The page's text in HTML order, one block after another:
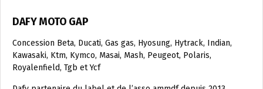
DAFY MOTO GAP
Concession Beta, Ducati, Gas gas, Hyosung, Hytrack, Indian,
Kawasaki, Ktm, Kymco, Masai, Mash, Peugeot, Polaris,
Royalenfield, Tgb et Ycf